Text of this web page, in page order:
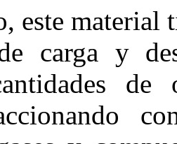
este
carga y